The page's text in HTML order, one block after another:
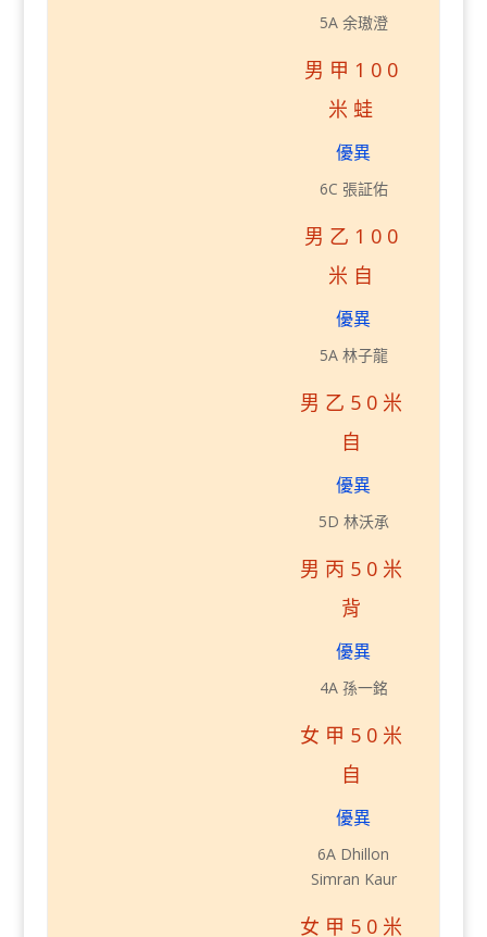
5A 余璈澄
男甲100
米蛙
優異
6C 張証佑
男乙100
米自
優異
5A 林子龍
男乙50米
自
優異
5D 林沃承
男丙50米
背
優異
4A 孫一銘
女甲50米
自
優異
6A Dhillon
Simran Kaur
女甲50米